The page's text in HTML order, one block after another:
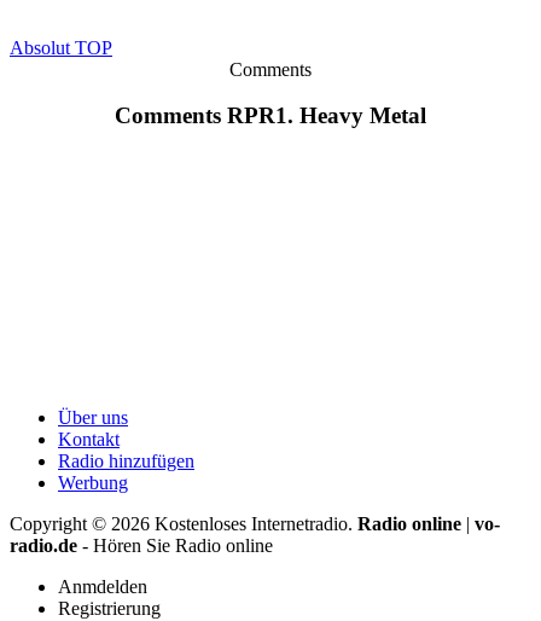
Absolut TOP
Comments
Comments RPR1. Heavy Metal
Über uns
Kontakt
Radio hinzufügen
Werbung
Copyright © 2026 Kostenloses Internetradio. Radio online | vo-
radio.de - Hören Sie Radio online
Anmdelden
Registrierung